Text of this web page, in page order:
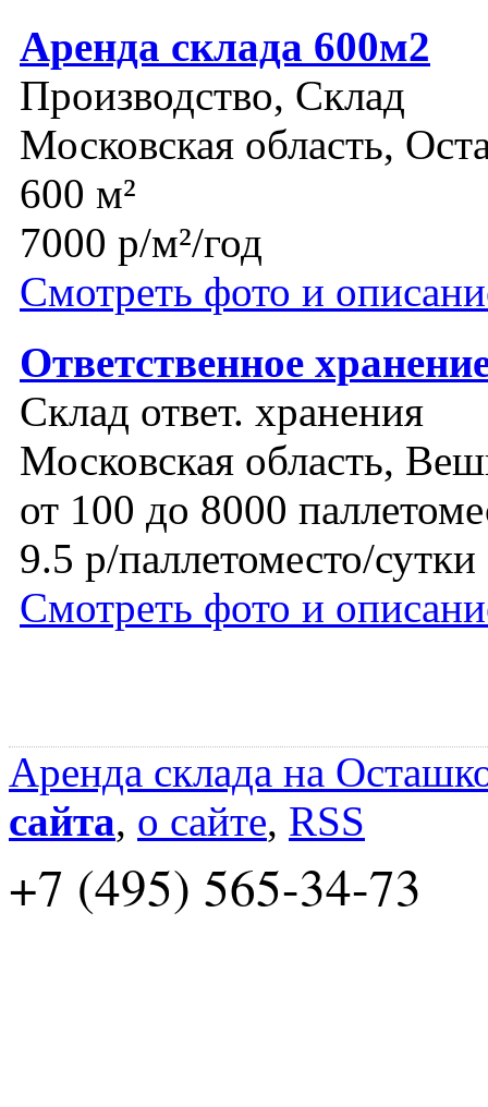
Аренда склада 600м2
Производство, Склад
Московская область,
600 м²
7000 р/м²/год
Смотреть фото и
Ответственное
Склад ответ. хранения
Московская область,
от 100 до 8000
9.5 р/паллетоместо/сутки
Смотреть фото и
Аренда склада на
сайта, о сайте, RSS
+7 (495) 565-34-73